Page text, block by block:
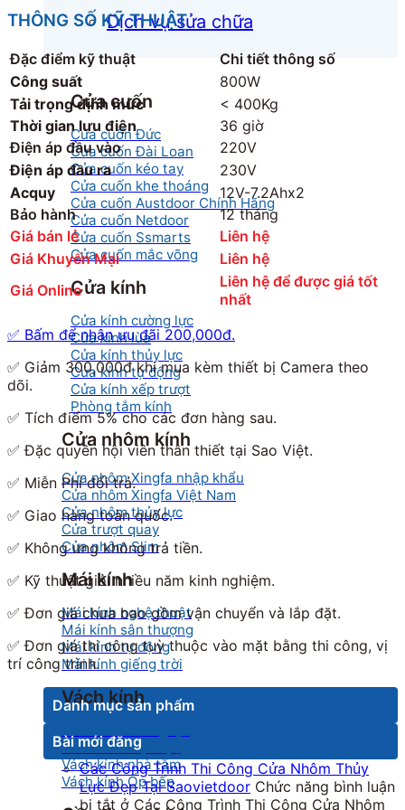
Dịch vụ sửa chữa
Cửa cuốn
Cửa cuốn Đức
Cửa cuốn Đài Loan
Cửa cuốn kéo tay
Cửa cuốn khe thoáng
Cửa cuốn Austdoor Chính Hãng
Cửa cuốn Netdoor
Cửa cuốn Ssmarts
Cửa cuốn mắc võng
Cửa kính
Cửa kính cường lực
Cửa kính lùa
Cửa kính thủy lực
Cửa kính tự động
Cửa kính xếp trượt
Phòng tắm kính
Cửa nhôm kính
Cửa nhôm Xingfa nhập khẩu
Cửa nhôm Xingfa Việt Nam
Cửa nhôm thủy lực
Cửa trượt quay
Cửa nhôm Slim
Mái kính
Mái kính nghệ thuật
Mái kính sân thượng
Mái kính tự động
Mái kính giếng trời
Vách kính
Vách kính mặt dựng
Vách kính nhà tắm
Vách kính Ốp bếp
THÔNG SỐ KỸ THUẬT
Đặc điểm kỹ thuật
Chi tiết thông số
Công suất
800W
Tải trọng định mức
< 400Kg
Thời gian lưu điện
36 giờ
Điện áp đầu vào
220V
Điện áp đầu ra
230V
Acquy
12V-7.2Ahx2
Bảo hành
12 tháng
Giá bán lẻ
Liên hệ
Giá Khuyến Mại
Liên hệ
Giá Online
Liên hệ để được giá tốt
nhất
✅ Bấm để nhận ưu đãi 200,000đ.
✅ Giảm 300,000đ khi mua kèm thiết bị Camera theo
dõi.
✅ Tích điểm 5% cho các đơn hàng sau.
✅ Đặc quyền hội viên thân thiết tại Sao Việt.
✅ Miễn Phí đổi trả.
✅ Giao hàng toàn quốc.
✅ Không ưng không trả tiền.
✅ Kỹ thuật giỏi nhiều năm kinh nghiệm.
✅ Đơn giá chưa bao gồm vận chuyển và lắp đặt.
✅ Đơn giá thi công tuỳ thuộc vào mặt bằng thi công, vị
trí công trình.
Danh mục sản phẩm
Bài mới đăng
Các Công Trình Thi Công Cửa Nhôm Thủy
Lực Đẹp Tại Saovietdoor Chức năng bình luận
bị tắt ở Các Công Trình Thi Công Cửa Nhôm